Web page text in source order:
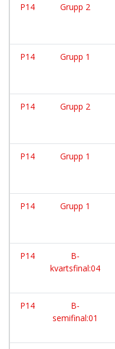
P14 Grupp 2
P14 Grupp 1
P14 Grupp 2
P14 Grupp 1
P14 Grupp 1
P14
B-
kvartsfinal:04
P14
B-
semifinal:01